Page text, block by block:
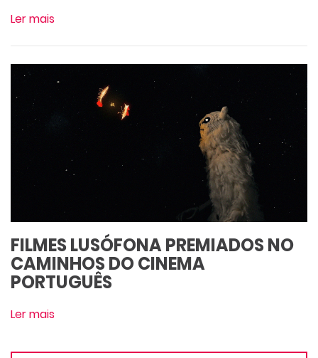
Ler mais
FILMES LUSÓFONA PREMIADOS NO
CAMINHOS DO CINEMA
PORTUGUÊS
Ler mais